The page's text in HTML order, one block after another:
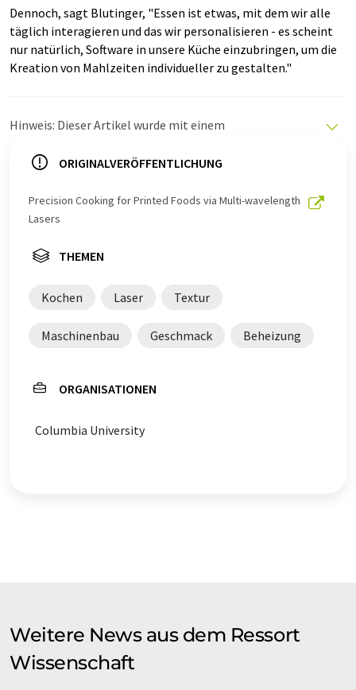
Dennoch, sagt Blutinger, "Essen ist etwas, mit dem wir alle
täglich interagieren und das wir personalisieren - es scheint
nur natürlich, Software in unsere Küche einzubringen, um die
Kreation von Mahlzeiten individueller zu gestalten."
Hinweis: Dieser Artikel wurde mit einem
LUMITOS bietet diese automatischen Übersetzungen
Nachrichten zu präsentieren. Da dieser Artikel mit
automatischer Übersetzung übersetzt wurde, ist es
in der Grammatik enthält. Den ursprünglichen Artikel in
ORIGINALVERÖFFENTLICHUNG
Precision Cooking for Printed Foods via Multi-wavelength
Lasers
THEMEN
Kochen Laser Textur
Maschinenbau Geschmack Beheizung
ORGANISATIONEN
Columbia University
Weitere News aus dem Ressort
Wissenschaft